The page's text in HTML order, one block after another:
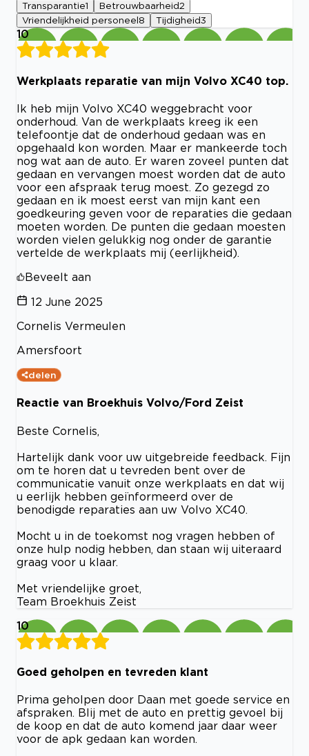
Transparantie1 Betrouwbaarheid2
Vriendelijkheid personeel 8 Tijdigheid3
10
Werkplaats reparatie van mijn Volvo XC40 top.
Ik heb mijn Volvo XC40 weggebracht voor
onderhoud. Van de werkplaats kreeg ik een
telefoontje dat de onderhoud gedaan was en
opgehaald kon worden. Maar er mankeerde toch
nog wat aan de auto. Er waren zoveel punten dat
gedaan en vervangen moest worden dat de auto
voor een afspraak terug moest. Zo gezegd zo
gedaan en ik moest eerst van mijn kant een
goedkeuring geven voor de reparaties die gedaan
moeten worden. De punten die gedaan moesten
worden vielen gelukkig nog onder de garantie
vertelde de werkplaats mij (eerlijkheid).
Beveelt aan
12 June 2025
Cornelis Vermeulen
Amersfoort
delen
Reactie van Broekhuis Volvo/Ford Zeist
Beste Cornelis,
Hartelijk dank voor uw uitgebreide feedback. Fijn
om te horen dat u tevreden bent over de
communicatie vanuit onze werkplaats en dat wij
u eerlijk hebben geïnformeerd over de
benodigde reparaties aan uw Volvo XC40.
Mocht u in de toekomst nog vragen hebben of
onze hulp nodig hebben, dan staan wij uiteraard
graag voor u klaar.
Met vriendelijke groet,
Team Broekhuis Zeist
10
Goed geholpen en tevreden klant
Prima geholpen door Daan met goede service en
afspraken. Blij met de auto en prettig gevoel bij
de koop en dat de auto komend jaar daar weer
voor de apk gedaan kan worden.